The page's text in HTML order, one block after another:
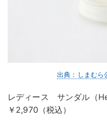
出典：しまむら
レディース サンダル（
￥2,970（税込）